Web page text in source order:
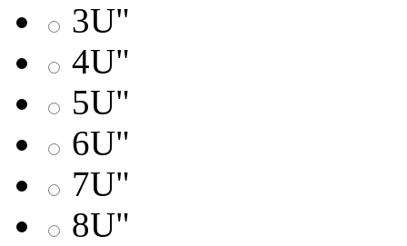
3U"
4U"
5U"
6U"
7U"
8U"